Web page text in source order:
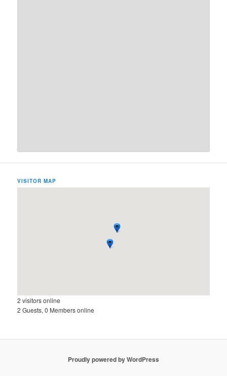
VISITOR MAP
2 visitors online
2 Guests, 0 Members online
Proudly powered by WordPress